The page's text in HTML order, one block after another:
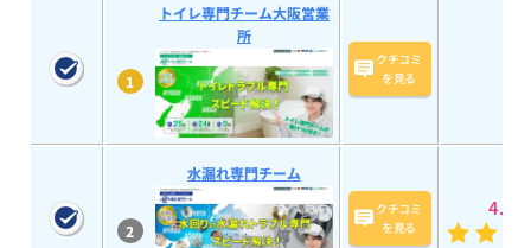
1
トイレ専門チーム大阪営業
所
クチコミ
を見る
2
水漏れ専門チーム
クチコミ
を見る
4.9